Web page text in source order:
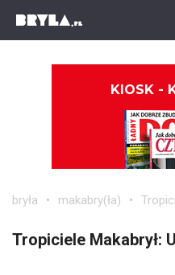
KIOSK -
bryła makabry(ła)
Tropiciele Makabrył: